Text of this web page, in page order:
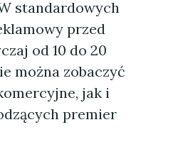
standardowych
przed
od 10 do 20
można zobaczyć
jak i
premier